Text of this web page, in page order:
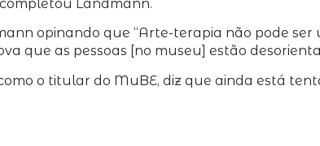
Landmann.
opinando que “Arte-terapia não pode
que as pessoas [no museu] estão
o titular do MuBE, diz que ainda está